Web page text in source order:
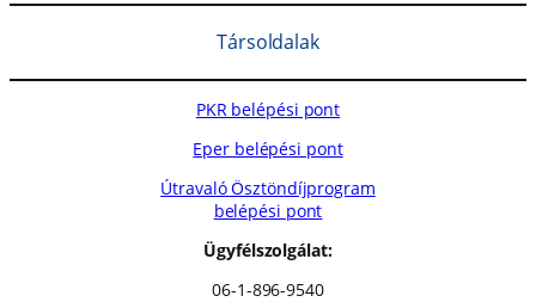
Társoldalak
PKR belépési pont
Eper belépési pont
Útravaló Ösztöndíjprogram
belépési pont
Ügyfélszolgálat:
06-1-896-9540